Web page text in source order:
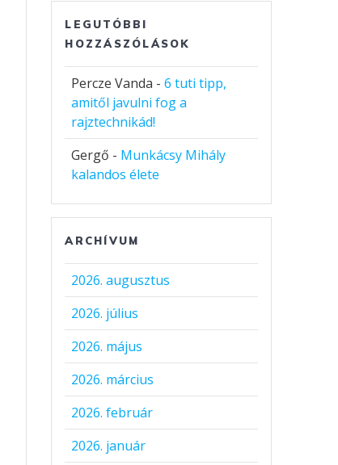
LEGUTÓBBI
HOZZÁSZÓLÁSOK
Percze Vanda -6 tuti tipp,
amitől javulni fog a
rajztechnikád!
Gergő - Munkácsy Mihály
kalandos élete
ARCHÍVUM
2026. augusztus
2026. július
2026. május
2026. március
2026. február
2026. január